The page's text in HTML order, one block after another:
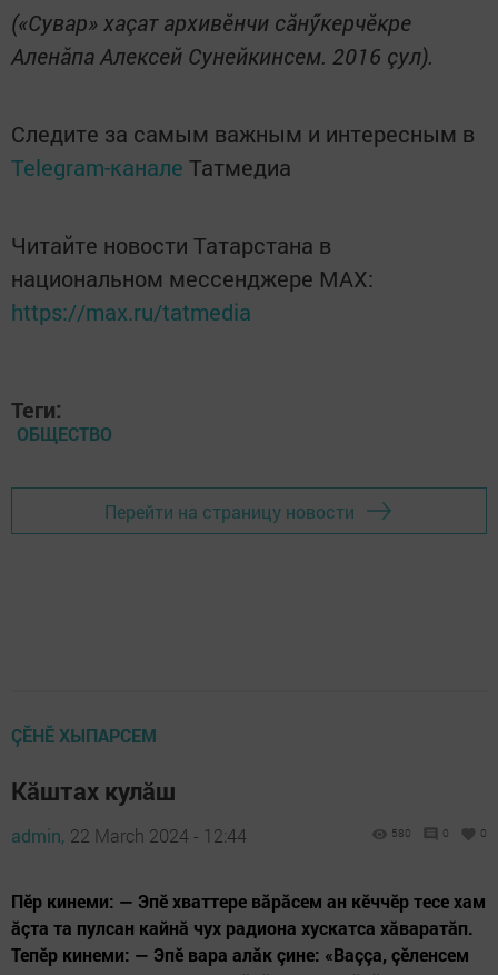
(«Сувар» хаçат архивӗнчи сăнӳкерчӗкре
Аленăпа Алексей Сунейкинсем. 2016 çул).
Следите за самым важным и интересным в
Telegram-канале Татмедиа
Читайте новости Татарстана в
национальном мессенджере MАХ:
https://max.ru/tatmedia
Теги:
ОБЩЕСТВО
Перейти на страницу новости
ÇӖНӖ ХЫПАРСЕМ
Кăштах кулăш
admin, 22 March 2024 - 12:44 580 0 0
Пӗр кинеми: — Эпӗ хваттере вăрăсем ан кӗччӗр тесе хам
ăçта та пулсан кайнă чух радиона хускатса хăваратăп.
Тепӗр кинеми: — Эпӗ вара алăк çине: «Ваççа, çӗленсем